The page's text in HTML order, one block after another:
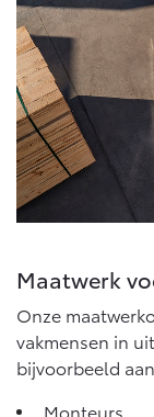
Land Cruiser
Vanaf € 89.986,-
Maatwerk
Onze
vakmensen in
bijvoorbeeld
Monteurs